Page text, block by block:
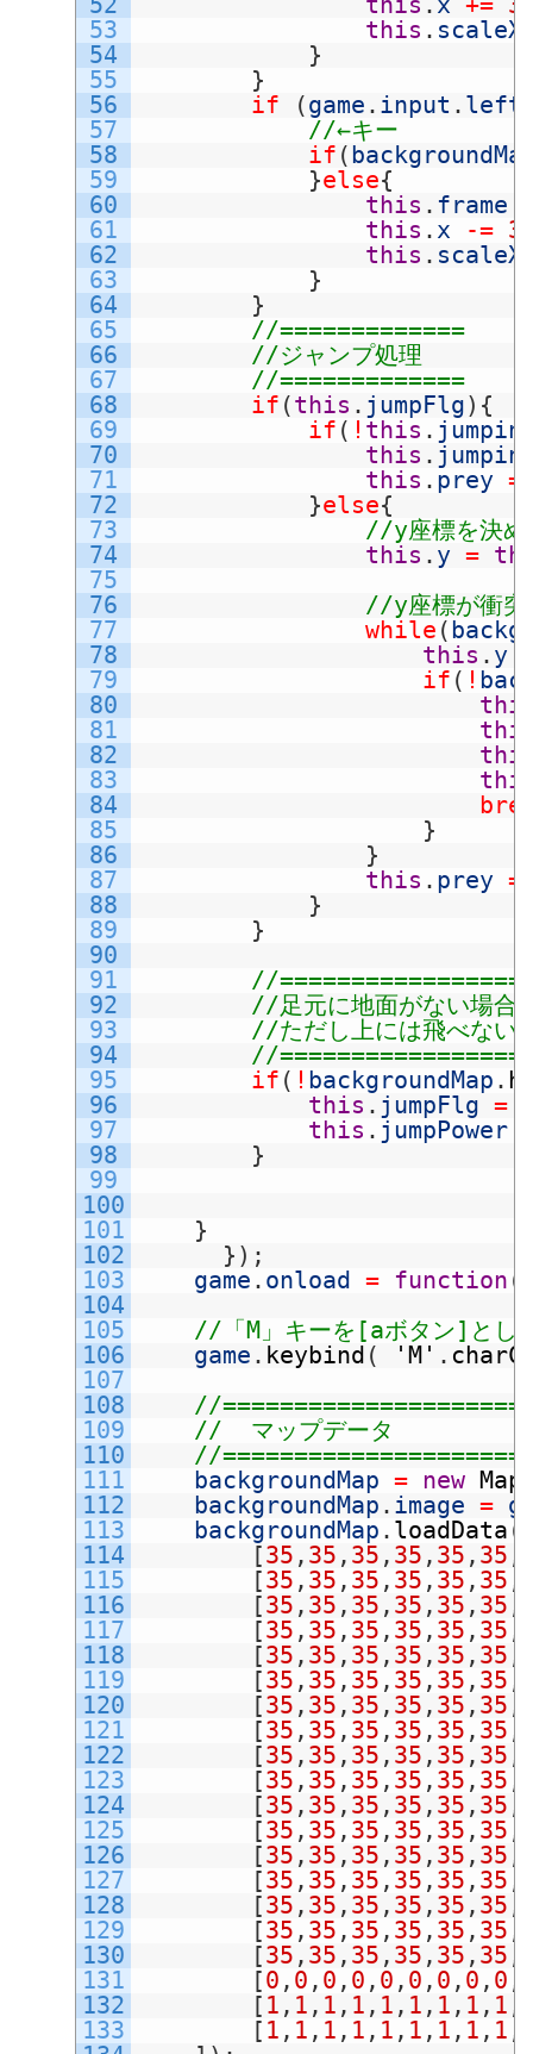
53
54
55
56
57
58
59
60
61
62
63
64
65
66
67
68
69
70
71
72
73
74
75
76
77
78
79
80
81
82
83
84
85
86
87
88
89
90
91
92
93
94
95
96
97
98
99
100
101
102
103
104
105
106
107
108
109
110
111
112
113
114
115
116
117
118
119
120
121
122
123
124
125
126
127
128
129
130
131
132
133
this . scaleX
}
}
if
(game . input . left
//←キー
if (
}else{
this . frame
this . x -= 3
this . scaleX
}
}
//=============
//ジャンプ処理
//=============
if (this . jumpFlg) {
if ( ! this .
this .
this . prey =
}else{
//y座標を決め
this . y =
//y座標が衝突
while (
this . y
if ( !
}
}
this . prey =
}
}
//
//足元に地面がない場合
//ただし上には飛べない
//
if ( ! backgroundMap .
this . jumpFlg =
this . jumpPower
}
}
} ) ;
game . onload = function (
//「M」キーを[aボタン]とし
game . keybind ( 'M' .
//
//  マップデータ
//
backgroundMap = new Map
backgroundMap . image =
backgroundMap . loadData (
[35 , 35 , 35 , 35 , 35 , 35 ,
[35 , 35 , 35 , 35 , 35 , 35 ,
[35 , 35 , 35 , 35 , 35 , 35 ,
[35 , 35 , 35 , 35 , 35 , 35 ,
[35 , 35 , 35 , 35 , 35 , 35 ,
[35 , 35 , 35 , 35 , 35 , 35 ,
[35 , 35 , 35 , 35 , 35 , 35 ,
[35 , 35 , 35 , 35 , 35 , 35 ,
[35 , 35 , 35 , 35 , 35 , 35 ,
[35 , 35 , 35 , 35 , 35 , 35 ,
[35 , 35 , 35 , 35 , 35 , 35 ,
[35 , 35 , 35 , 35 , 35 , 35 ,
[35 , 35 , 35 , 35 , 35 , 35 ,
[35 , 35 , 35 , 35 , 35 , 35 ,
[35 , 35 , 35 , 35 , 35 , 35 ,
[35 , 35 , 35 , 35 , 35 , 35 ,
[35 , 35 , 35 , 35 , 35 , 35 ,
[0 , 0 , 0 , 0 , 0 , 0 , 0 , 0 , 0 ,
[ 1 , 1 , 1 , 1 , 1 , 1 , 1 , 1 , 1 ,
[ 1 , 1 , 1 , 1 , 1 , 1 , 1 , 1 , 1 ,